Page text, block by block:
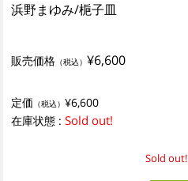
浜野まゆみ/梔子皿
販売価格 （税込） ¥6,600
定価 （税込） ¥6,600
在庫状態 :Sold out!
Sold out!